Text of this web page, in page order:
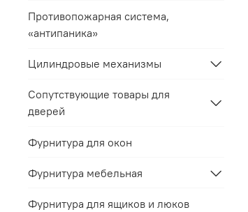
Противопожарная система,
«антипаника»
Цилиндровые механизмы
Сопутствующие товары для
дверей
Фурнитура для окон
Фурнитура мебельная
Фурнитура для ящиков и люков